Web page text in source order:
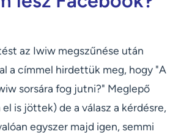
az Iwiw megszűnése után
a címmel hirdettük meg, hogy "A
sorsára fog jutni?" Meglepő
is jöttek) de a válasz a kérdésre,
egyszer majd igen, semmi